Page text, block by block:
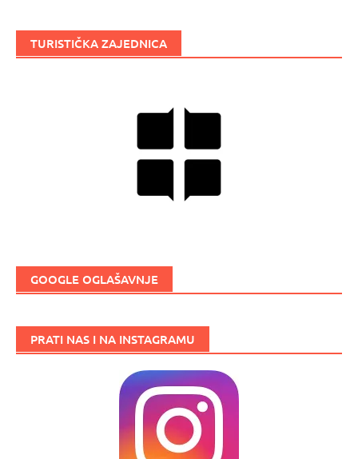
TURISTIČKA ZAJEDNICA
GOOGLE OGLAŠAVNJE
PRATI NAS I NA INSTAGRAMU